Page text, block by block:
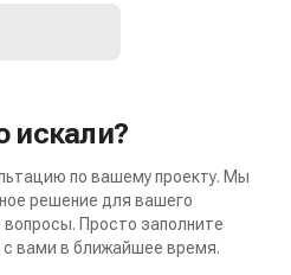
искали?
по вашему проекту. Мы
решение для вашего
Просто заполните
вами в ближайшее время.